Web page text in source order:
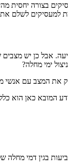
בצורה יחסית
למעסיקים לשלם
אבל כן יש
ימי מחלה?
המצב עם אנשי
המובא כאן הוא
בגין דמי